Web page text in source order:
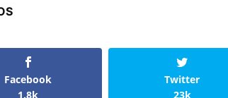
Facebook
1.8k
Twitter
23k